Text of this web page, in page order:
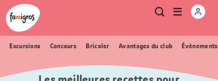
Signets
de
navigation
Header
Logo Métanavigation
RechercheOuvrir
Excursions Concours Bricoler Avantages du club